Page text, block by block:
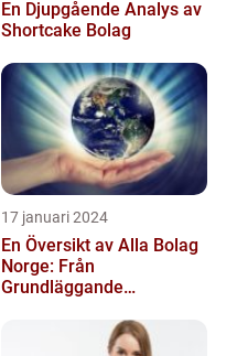
En Djupgående Analys av
Shortcake Bolag
17 januari 2024
En Översikt av Alla Bolag
Norge: Från
Grundläggande
Kvantitativa Mätningar